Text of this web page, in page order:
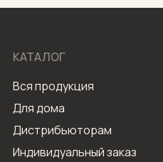
Вся продукция
Индивидуальный заказ
Дистрибьюторам
Для дома
КАТАЛОГ